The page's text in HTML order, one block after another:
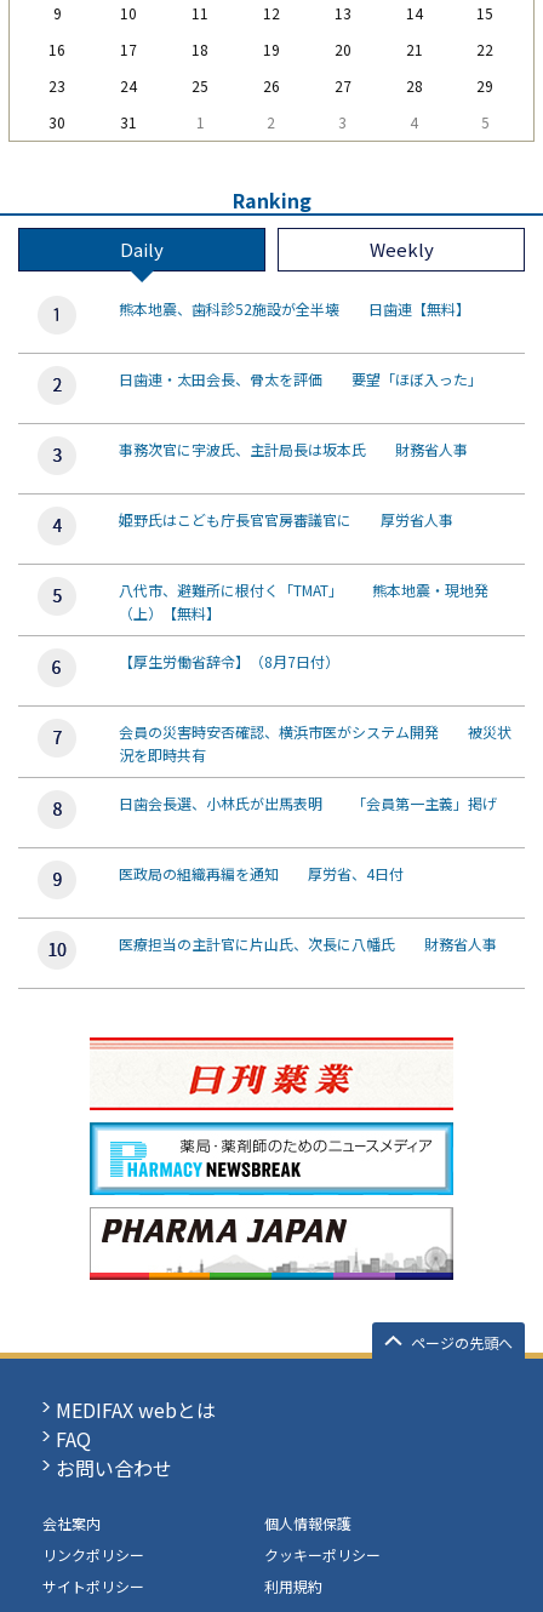
9
10 11 12 13 14
15
16
17 18 19 20 21
22
23
24 25 26 27 28
29
30
31 1 2 3 4 5
Ranking
Daily Weekly
熊本地震、歯科診52施設が全半壊 日歯連【無料】
日歯連・太田会長、骨太を評価 要望「ほぼ入った」
事務次官に宇波氏、主計局長は坂本氏 財務省人事
姫野氏はこども庁長官官房審議官に 厚労省人事
八代市、避難所に根付く「TMAT」 熊本地震・現地発
（上）【無料】
【厚生労働省辞令】（8月7日付）
会員の災害時安否確認、横浜市医がシステム開発 被災状
況を即時共有
日歯会長選、小林氏が出馬表明 「会員第一主義」掲げ
医政局の組織再編を通知 厚労省、4日付
医療担当の主計官に片山氏、次長に八幡氏 財務省人事
ページの先頭へ
MEDIFAX webとは
FAQ
お問い合わせ
会社案内
個人情報保護
リンクポリシー
クッキーポリシー
サイトポリシー
利用規約